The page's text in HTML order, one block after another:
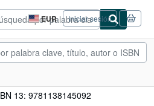
EUR
Preferencias
de
compra
del
Iniciar sesión
13: 9781138145092